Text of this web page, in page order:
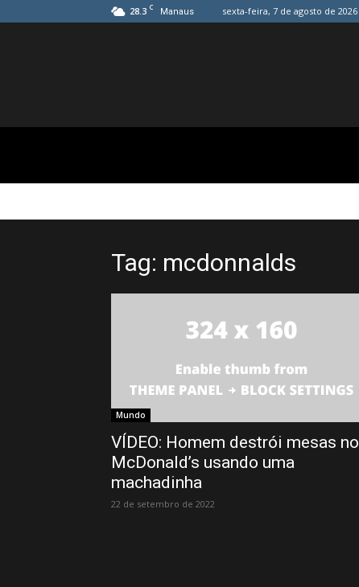
28.3 C Manaus sexta-feira, 7 de agosto de 2026
Tag: mcdonnalds
Mundo
VÍDEO: Homem destrói mesas no
McDonald’s usando uma
machadinha
22 de setembro de 2022